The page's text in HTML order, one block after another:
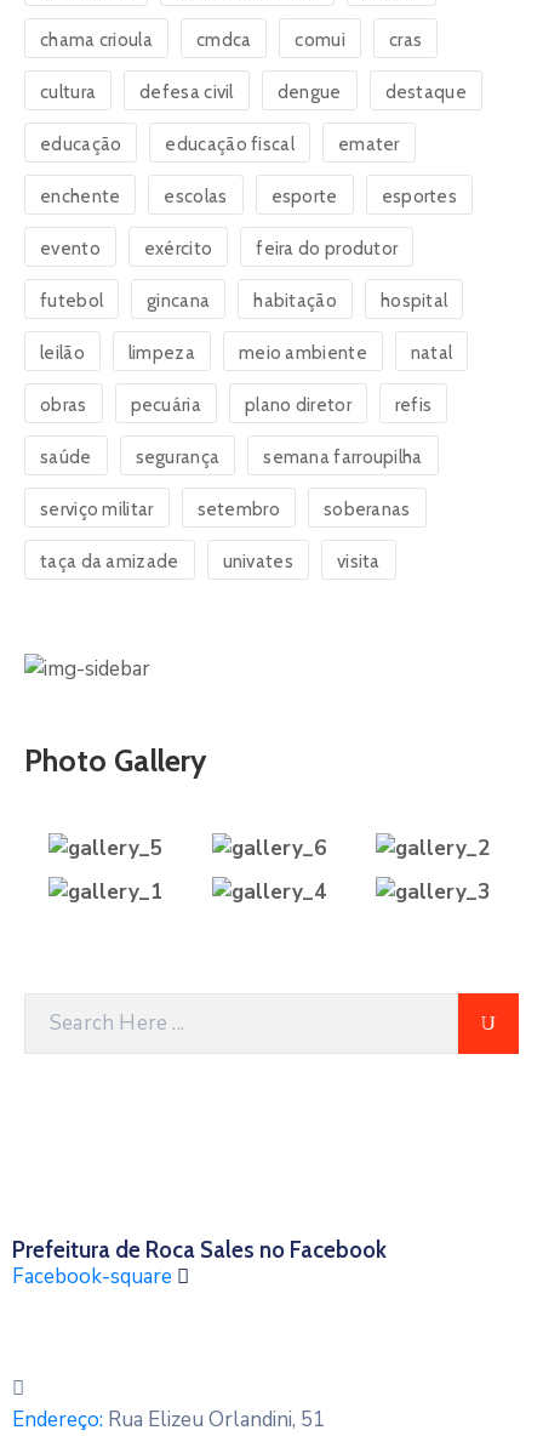
chama crioula cmdca comui cras
cultura defesa civil dengue destaque
educação educação fiscal emater
enchente escolas esporte esportes
evento exército feira do produtor
futebol gincana habitação hospital
leilão limpeza meio ambiente natal
obras pecuária plano diretor refis
saúde segurança semana farroupilha
serviço militar setembro soberanas
taça da amizade univates visita
Photo Gallery
Prefeitura de Roca Sales no Facebook
Facebook-square
Endereço: Rua Elizeu Orlandini, 51